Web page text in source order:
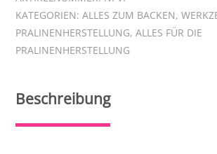
KATEGORIEN: ALLES ZUM BACKEN,
PRALINENHERSTELLUNG, ALLES FÜR DIE
PRALINENHERSTELLUNG
Beschreibung